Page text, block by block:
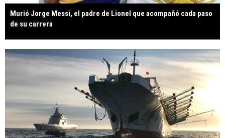
Murió Jorge Messi, el padre de Lionel que acompañó cada paso
de su carrera